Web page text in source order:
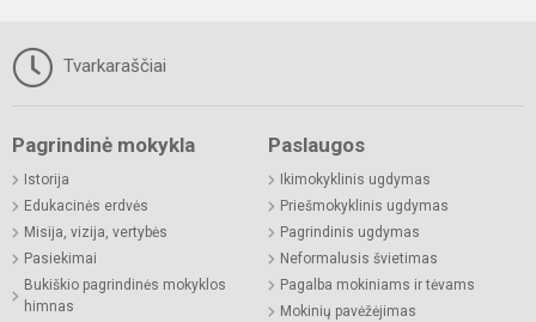
Tvarkaraščiai
Pagrindinė mokykla
Istorija
Edukacinės erdvės
Misija, vizija, vertybės
Pasiekimai
Bukiškio pagrindinės mokyklos
himnas
Paslaugos
Ikimokyklinis ugdymas
Priešmokyklinis ugdymas
Pagrindinis ugdymas
Neformalusis švietimas
Pagalba mokiniams ir tėvams
Mokinių pavėžėjimas